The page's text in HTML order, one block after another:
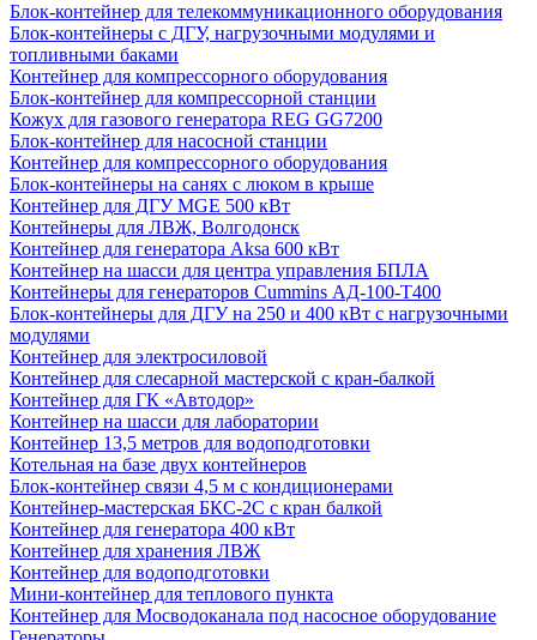
Блок-контейнер для телекоммуникационного оборудования
Блок-контейнеры с ДГУ, нагрузочными модулями и
топливными баками
Контейнер для компрессорного оборудования
Блок-контейнер для компрессорной станции
Кожух для газового генератора REG GG7200
Блок-контейнер для насосной станции
Контейнер для компрессорного оборудования
Блок-контейнеры на санях с люком в крыше
Контейнер для ДГУ MGE 500 кВт
Контейнеры для ЛВЖ, Волгодонск
Контейнер для генератора Aksa 600 кВт
Контейнер на шасси для центра управления БПЛА
Контейнеры для генераторов Cummins АД-100-Т400
Блок-контейнеры для ДГУ на 250 и 400 кВт с нагрузочными
модулями
Контейнер для электросиловой
Контейнер для слесарной мастерской с кран-балкой
Контейнер для ГК «Автодор»
Контейнер на шасси для лаборатории
Контейнер 13,5 метров для водоподготовки
Котельная на базе двух контейнеров
Блок-контейнер связи 4,5 м с кондиционерами
Контейнер-мастерская БКС-2С с кран балкой
Контейнер для генератора 400 кВт
Контейнер для хранения ЛВЖ
Контейнер для водоподготовки
Мини-контейнер для теплового пункта
Контейнер для Мосводоканала под насосное оборудование